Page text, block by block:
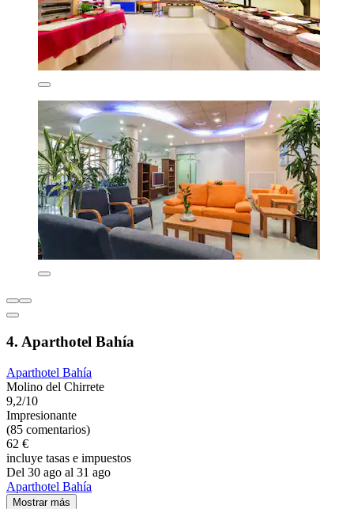
4. Aparthotel Bahía
Aparthotel Bahía
Molino del Chirrete
9,2/10
Impresionante
(85 comentarios)
62 €
incluye tasas e impuestos
Del 30 ago al 31 ago
Aparthotel Bahía
Mostrar más